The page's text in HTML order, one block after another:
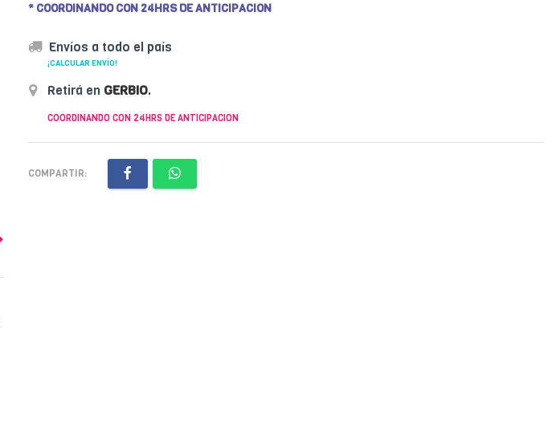
* COORDINANDO CON 24HRS DE ANTICIPACION
Envíos a todo el país
¡CALCULAR ENVÍO!
Retirá en GERBIO.
COORDINANDO CON 24HRS DE ANTICIPACION
COMPARTIR: